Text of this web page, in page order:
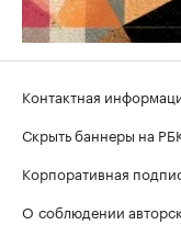
Контактная
Скрыть баннеры на
Корпоративная
О соблюдении